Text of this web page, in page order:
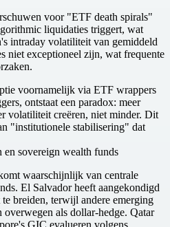
voor "ETF death spirals"
liquidaties triggert, wat
intraday volatiliteit van gemiddeld
niet exceptioneel zijn, wat frequente
voornamelijk via ETF wrappers
ontstaat een paradox: meer
volatiliteit creëren, niet minder. Dit
"institutionele stabilisering" dat
en sovereign wealth funds
waarschijnlijk van centrale
El Salvador heeft aangekondigd
breiden, terwijl andere emerging
als dollar-hedge. Qatar
GIC evalueren volgens